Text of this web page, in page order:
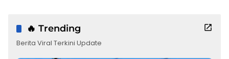
🔥 Trending
Berita Viral Terkini Update